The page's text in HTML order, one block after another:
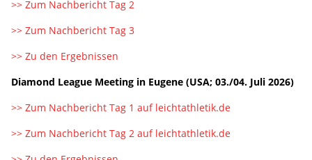
>> Zum Nachbericht Tag 2
>> Zum Nachbericht Tag 3
>> Zu den Ergebnissen
Diamond League Meeting in Eugene (USA; 03./04. Juli 2026)
>> Zum Nachbericht Tag 1 auf leichtathletik.de
>> Zum Nachbericht Tag 2 auf leichtathletik.de